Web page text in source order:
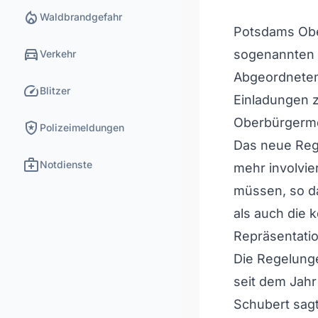
local_fire_department Waldbrandgefahr
directions_carVerkehr
speedBlitzer
local_police Polizeimeldungen
medical_servicesNotdienste
Potsdams
sogenannten
Einladungen
Das neue
mehr
müssen, so
als auch die
Die
seit dem
Schubert